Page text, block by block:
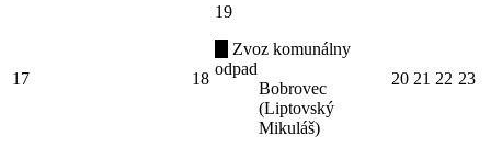
17 18
19
Zvoz komunálny
odpad
Bobrovec
(Liptovský
Mikuláš)
20 21 22 23